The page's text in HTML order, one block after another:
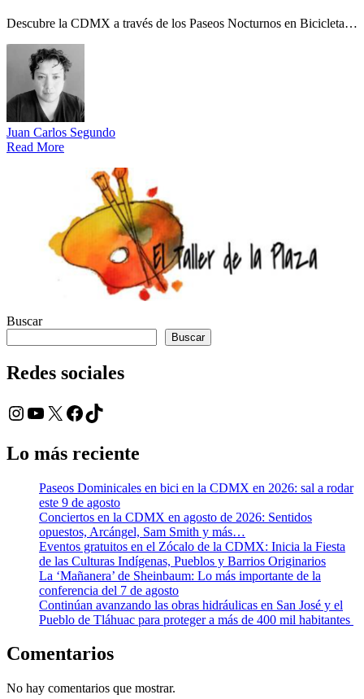
Descubre la CDMX a través de los Paseos Nocturnos en Bicicleta…
Juan Carlos Segundo
Read More
Buscar
Buscar
Redes sociales
Instagram
YouTube
X Facebook
TikTok
Lo más reciente
Paseos Dominicales en bici en la CDMX en 2026: sal a rodar
este 9 de agosto
Conciertos en la CDMX en agosto de 2026: Sentidos
opuestos, Arcángel, Sam Smith y más…
Eventos gratuitos en el Zócalo de la CDMX: Inicia la Fiesta
de las Culturas Indígenas, Pueblos y Barrios Originarios
La ‘Mañanera’ de Sheinbaum: Lo más importante de la
conferencia del 7 de agosto
Continúan avanzando las obras hidráulicas en San José y el
Pueblo de Tláhuac para proteger a más de 400 mil habitantes
Comentarios
No hay comentarios que mostrar.